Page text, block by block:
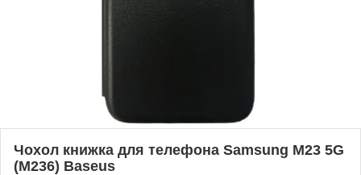
Чохол книжка для телефона Samsung M23 5G
(M236) Baseus